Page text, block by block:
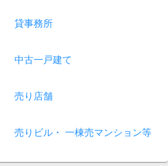
貸事務所
中古一戸建て
売り店舗
売りビル・ 一棟売マンション等